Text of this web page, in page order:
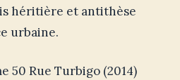
héritière et antithèse
urbaine.
50 Rue Turbigo (2014)